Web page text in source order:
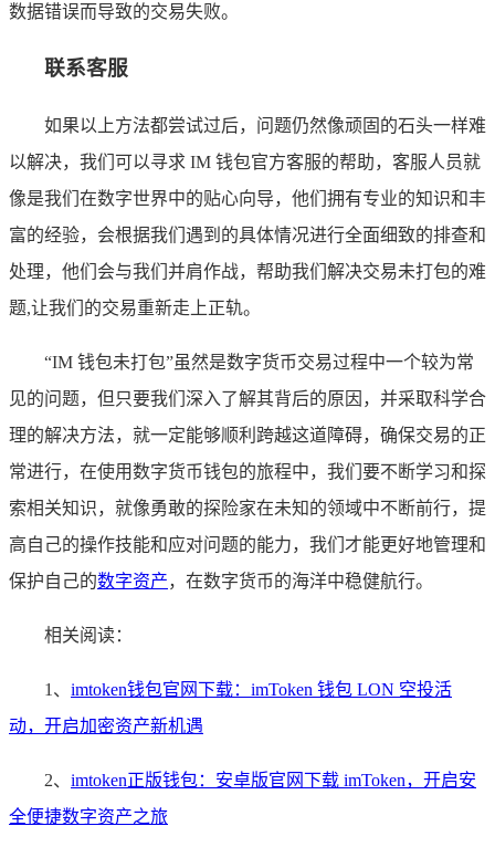
数据错误而导致的交易失败。
联系客服
如果以上方法都尝试过后，问题仍然像顽固的石头一样难
以解决，我们可以寻求 IM 钱包官方客服的帮助，客服人员就
像是我们在数字世界中的贴心向导，他们拥有专业的知识和丰
富的经验，会根据我们遇到的具体情况进行全面细致的排查和
处理，他们会与我们并肩作战，帮助我们解决交易未打包的难
题,让我们的交易重新走上正轨。
“IM 钱包未打包”虽然是数字货币交易过程中一个较为常
见的问题，但只要我们深入了解其背后的原因，并采取科学合
理的解决方法，就一定能够顺利跨越这道障碍，确保交易的正
常进行，在使用数字货币钱包的旅程中，我们要不断学习和探
索相关知识，就像勇敢的探险家在未知的领域中不断前行，提
高自己的操作技能和应对问题的能力，我们才能更好地管理和
保护自己的数字资产，在数字货币的海洋中稳健航行。
相关阅读：
1、 imtoken钱包官网下载：imToken 钱包 LON 空投活
动，开启加密资产新机遇
2、 imtoken正版钱包：安卓版官网下载 imToken，开启安
全便捷数字资产之旅